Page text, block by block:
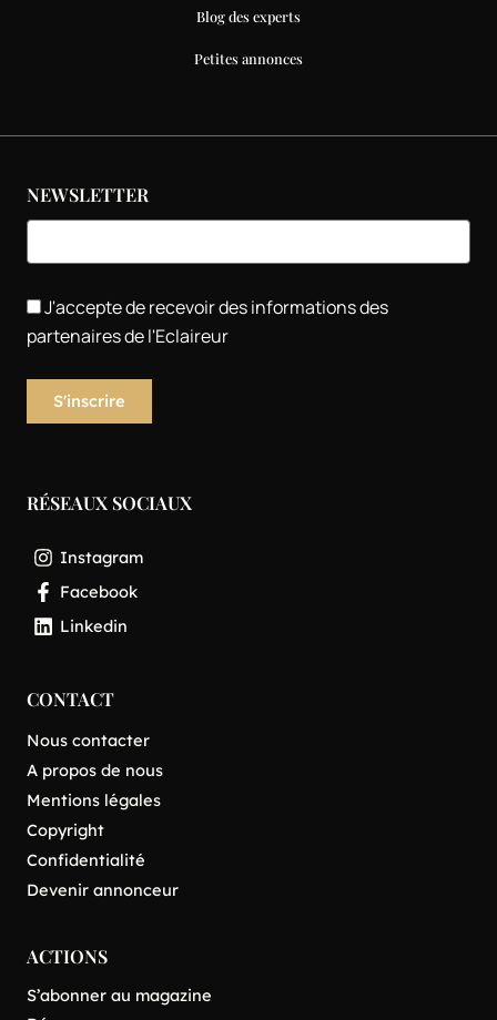
Blog des experts
Petites annonces
NEWSLETTER
J'accepte de recevoir des informations des
partenaires de l'Eclaireur
RÉSEAUX SOCIAUX
Instagram
Facebook
Linkedin
CONTACT
Nous contacter
A propos de nous
Mentions légales
Copyright
Confidentialité
Devenir annonceur
ACTIONS
S’abonner au magazine